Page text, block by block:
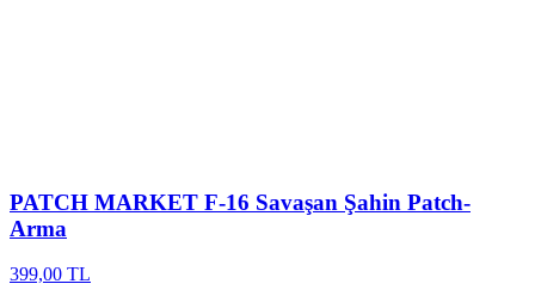
PATCH MARKET F-16 Savaşan Şahin Patch-
Arma
399,00 TL